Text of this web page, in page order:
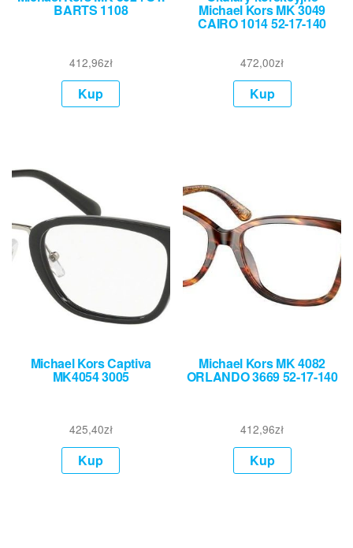
BARTS 1108
412,96zł
Kup
Michael Kors MK 3049
CAIRO 1014 52-17-140
472,00zł
Kup
Michael Kors Captiva
MK4054 3005
425,40zł
Kup
Michael Kors MK 4082
ORLANDO 3669 52-17-140
412,96zł
Kup